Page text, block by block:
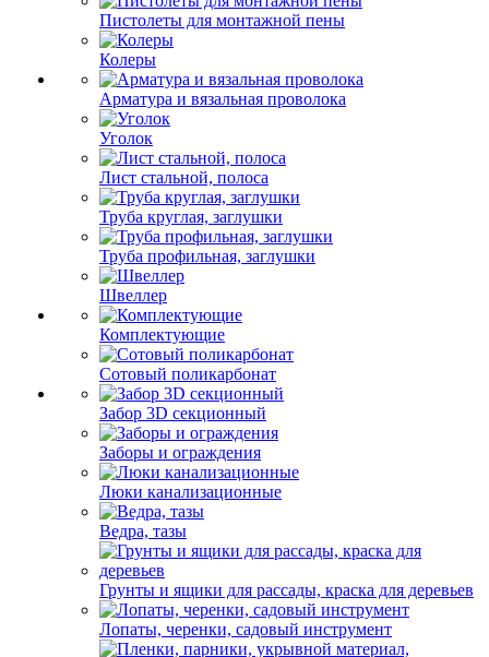
Пистолеты для монтажной пены
Колеры
Арматура и вязальная проволока
Уголок
Лист стальной, полоса
Труба круглая, заглушки
Труба профильная, заглушки
Швеллер
Комплектующие
Сотовый поликарбонат
Забор 3D секционный
Заборы и ограждения
Люки канализационные
Ведра, тазы
Грунты и ящики для рассады, краска для деревьев
Лопаты, черенки, садовый инструмент